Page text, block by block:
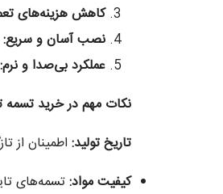
کاهش هزینه‌های
نصب آسان و سریع:
عملکرد بی‌صدا و نرم:
نکات مهم در خرید تسمه
تاریخ تولید: اطمینان از
کیفیت مواد:تسمه‌های